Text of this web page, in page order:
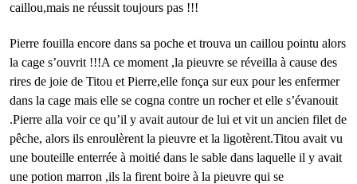
caillou,mais ne réussit toujours pas !!!
Pierre fouilla encore dans sa poche et trouva un caillou pointu alors
la cage s’ouvrit !!!A ce moment ,la pieuvre se réveilla à cause des
rires de joie de Titou et Pierre,elle fonça sur eux pour les enfermer
dans la cage mais elle se cogna contre un rocher et elle s’évanouit
.Pierre alla voir ce qu’il y avait autour de lui et vit un ancien filet de
pêche, alors ils enroulèrent la pieuvre et la ligotèrent.Titou avait vu
une bouteille enterrée à moitié dans le sable dans laquelle il y avait
une potion marron ,ils la firent boire à la pieuvre qui se